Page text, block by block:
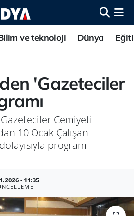
ve teknoloji Dünya
'Gazeteciler
Gazeteciler Cemiyeti
10 Ocak Çalışan
program
- 11:35